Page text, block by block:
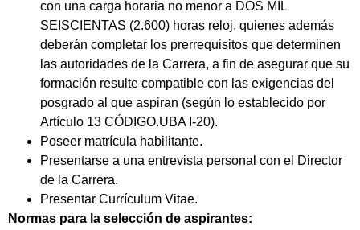
con una carga horaria no menor a DOS MIL
SEISCIENTAS (2.600) horas reloj, quienes además
deberán completar los prerrequisitos que determinen
las autoridades de la Carrera, a fin de asegurar que su
formación resulte compatible con las exigencias del
posgrado al que aspiran (según lo establecido por
Artículo 13 CÓDIGO.UBA I-20).
Poseer matrícula habilitante.
Presentarse a una entrevista personal con el Director
de la Carrera.
Presentar Currículum Vitae.
Normas para la selección de aspirantes: